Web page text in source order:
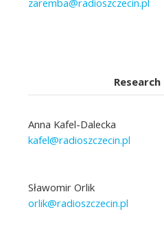
Research
Anna Kafel-Dalecka
kafel@radioszczecin.pl
Sławomir Orlik
orlik@radioszczecin.pl